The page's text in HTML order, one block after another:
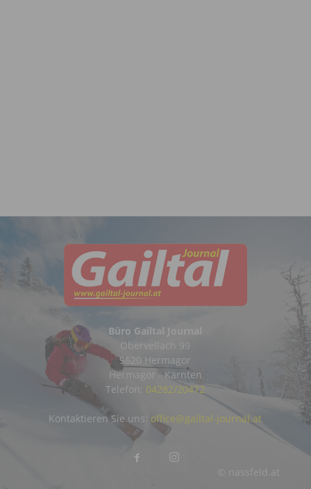
Büro Gailtal Journal
Obervellach 99
9620 Hermagor
Hermagor - Kärnten
Telefon: 04282/20472
© nassfeld.at
Kontaktieren Sie uns: office@gailtal-journal.at